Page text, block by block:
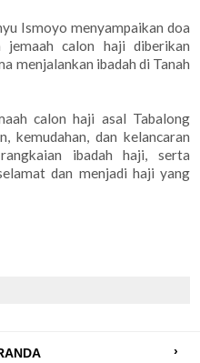
Ismoyo menyampaikan doa
jemaah calon haji diberikan
menjalankan ibadah di Tanah
calon haji asal Tabalong
kemudahan, dan kelancaran
ibadah haji, serta
dan menjadi haji yang
›